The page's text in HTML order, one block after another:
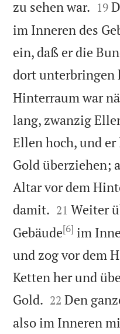
zu sehen war. 

19
im Inneren des
ein, daß er die
dort unterbringen
Hinterraum war
lang, zwanzig
Ellen hoch, und
Gold überziehen;
Altar vor dem
damit. 

21 Weiter
Gebäude[6] im
und zog vor dem
Ketten her und
Gold. 

22 Den
also im Inneren